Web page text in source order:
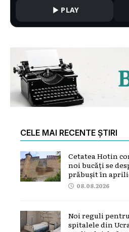
PLAY
CELE MAI RECENTE ȘTIRI
Cetatea Hotin
noi bucăți se
prăbușit în
08.08.2026
Noi reguli
spitalele din